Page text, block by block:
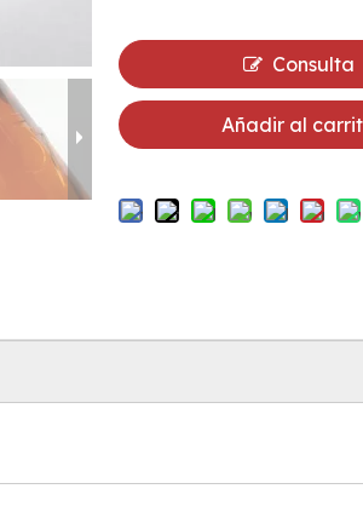
Consulta
Añadir al